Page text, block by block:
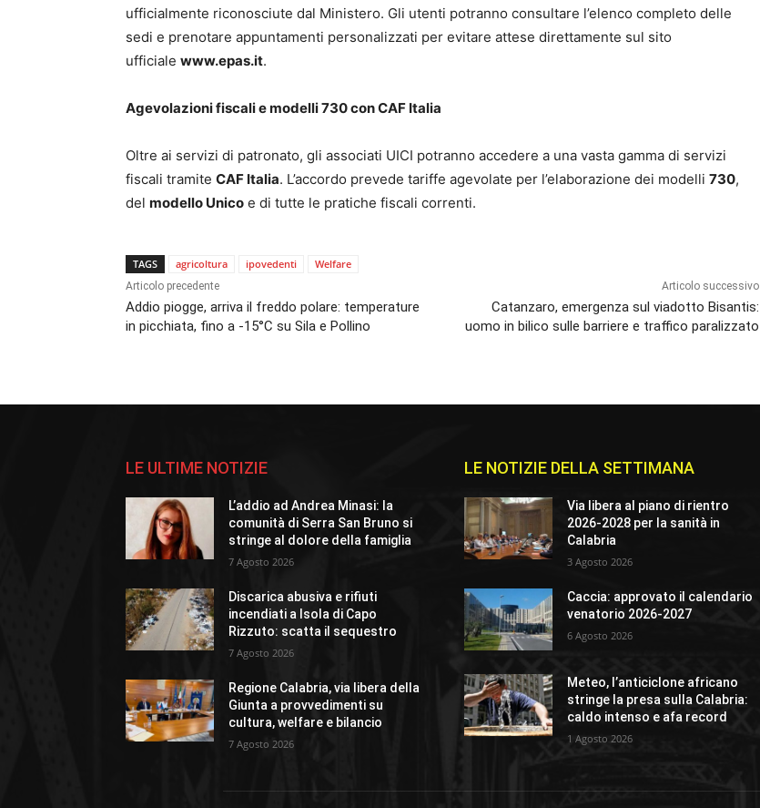
ufficialmente riconosciute dal Ministero. Gli utenti potranno consultare l’elenco completo delle
sedi e prenotare appuntamenti personalizzati per evitare attese direttamente sul sito
ufficiale www.epas.it.
Agevolazioni fiscali e modelli 730 con CAF Italia
Oltre ai servizi di patronato, gli associati UICI potranno accedere a una vasta gamma di servizi
fiscali tramite CAF Italia. L’accordo prevede tariffe agevolate per l’elaborazione dei modelli 730,
del modello Unico e di tutte le pratiche fiscali correnti.
TAGS agricoltura ipovedenti Welfare
Articolo precedente
Addio piogge, arriva il freddo polare: temperature
in picchiata, fino a -15°C su Sila e Pollino
Articolo successivo
Catanzaro, emergenza sul viadotto Bisantis:
uomo in bilico sulle barriere e traffico paralizzato
LE ULTIME NOTIZIE
L’addio ad Andrea Minasi: la
comunità di Serra San Bruno si
stringe al dolore della famiglia
7 Agosto 2026
Discarica abusiva e rifiuti
incendiati a Isola di Capo
Rizzuto: scatta il sequestro
7 Agosto 2026
Regione Calabria, via libera della
Giunta a provvedimenti su
cultura, welfare e bilancio
7 Agosto 2026
LE NOTIZIE DELLA SETTIMANA
Via libera al piano di rientro
2026-2028 per la sanità in
Calabria
3 Agosto 2026
Caccia: approvato il calendario
venatorio 2026-2027
6 Agosto 2026
Meteo, l’anticiclone africano
stringe la presa sulla Calabria:
caldo intenso e afa record
1 Agosto 2026